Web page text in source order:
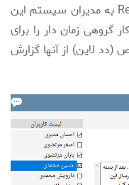
قابلیت مهم اطلاع رسانی یا Ready check به مدیران سیستم این
گروهی زمان دار را برای
(دد لاین) از آنها گزارش